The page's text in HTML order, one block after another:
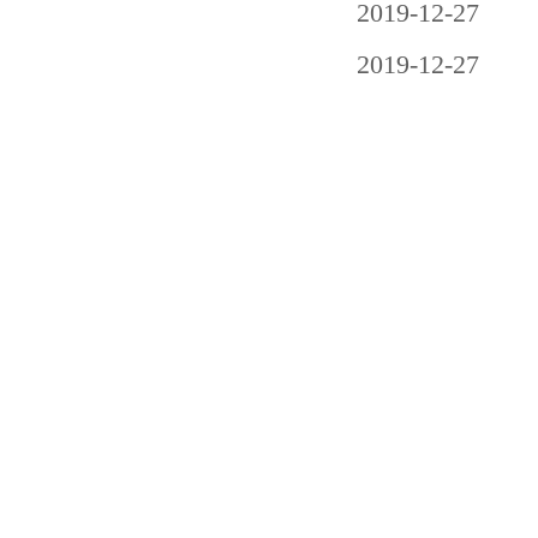
2019-12-27
2019-12-27